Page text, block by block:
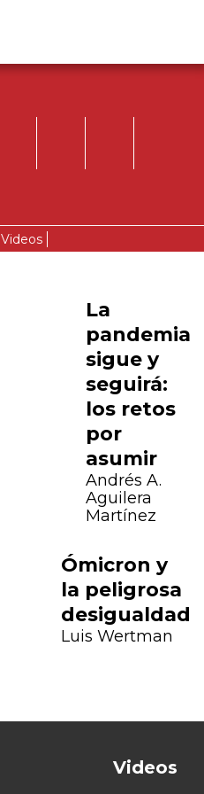
Videos
La
pandemia
sigue y
seguirá:
los retos
por
asumir
Andrés A.
Aguilera
Martínez
Ómicron y
la peligrosa
desigualdad
Luis Wertman
Videos